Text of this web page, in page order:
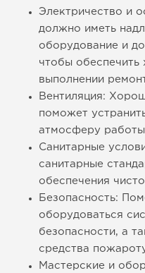
Электричество и
должно иметь
оборудование и
чтобы
выполнении
Вентиляция:
поможет
атмосферу
Санитарные
санитарные
обеспечения
Безопасность:
оборудоваться
безопасности, а
средства
Мастерские и